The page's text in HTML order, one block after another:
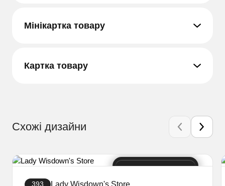
Мінікартка товару
Картка товару
Схожі дизайни
393 Lady Wisdown's Store